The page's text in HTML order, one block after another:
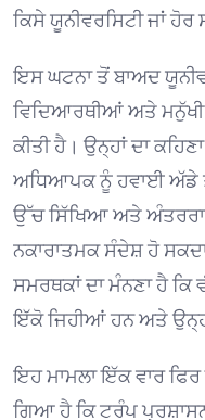
ਕਿਸੇ ਯੂਨੀਵਰਸਿਟੀ ਜਾਂ ਹੋਰ
ਇਸ ਘਟਨਾ ਤੋਂ ਬਾਅਦ
ਵਿਦਿਆਰਥੀਆਂ ਅਤੇ ਮਨੁੱਖੀ
ਕੀਤੀ ਹੈ। ਉਨ੍ਹਾਂ ਦਾ
ਅਧਿਆਪਕ ਨੂੰ ਹਵਾਈ ਅੱਡੇ ਤੋਂ
ਉੱਚ ਸਿੱਖਿਆ ਅਤੇ
ਨਕਾਰਾਤਮਕ ਸੰਦੇਸ਼ ਹੋ
ਸਮਰਥਕਾਂ ਦਾ ਮੰਨਣਾ ਹੈ
ਇੱਕੋ ਜਿਹੀਆਂ ਹਨ ਅਤੇ
ਇਹ ਮਾਮਲਾ ਇੱਕ ਵਾਰ
ਗਿਆ ਹੈ ਕਿ ਟਰੰਪ